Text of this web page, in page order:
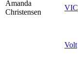
Amanda
Christensen
VIC
Volt